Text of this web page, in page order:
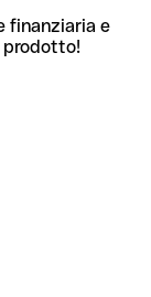
finanziaria e
prodotto!